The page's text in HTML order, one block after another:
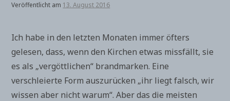
Veröffentlicht am 13. August 2016
Ich habe in den letzten Monaten immer öfters
gelesen, dass, wenn den Kirchen etwas missfällt, sie
es als „vergöttlichen“ brandmarken. Eine
verschleierte Form auszurücken „ihr liegt falsch, wir
wissen aber nicht warum“. Aber das die meisten